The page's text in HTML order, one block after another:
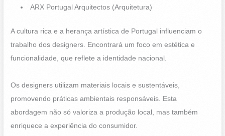
ARX Portugal Arquitectos (Arquitetura)
A cultura rica e a herança artística de Portugal influenciam o
trabalho dos designers. Encontrará um foco em estética e
funcionalidade, que reflete a identidade nacional.
Os designers utilizam materiais locais e sustentáveis,
promovendo práticas ambientais responsáveis. Esta
abordagem não só valoriza a produção local, mas também
enriquece a experiência do consumidor.